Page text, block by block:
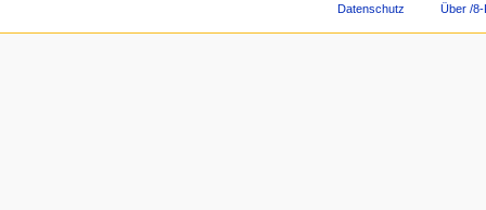
Datenschutz Über /8-